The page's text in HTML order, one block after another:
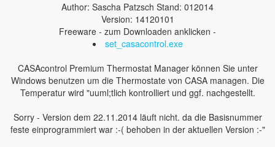
Author: Sascha Patzsch Stand: 012014
Version: 14120101
Freeware - zum Downloaden anklicken -
set_casacontrol.exe
CASAcontrol Premium Thermostat Manager können Sie unter
Windows benutzen um die Thermostate von CASA managen. Die
Temperatur wird "uuml;tlich kontrolliert und ggf. nachgestellt.
Sorry - Version dem 22.11.2014 läuft nicht. da die Basisnummer
feste einprogrammiert war :-( behoben in der aktuellen Version :-"